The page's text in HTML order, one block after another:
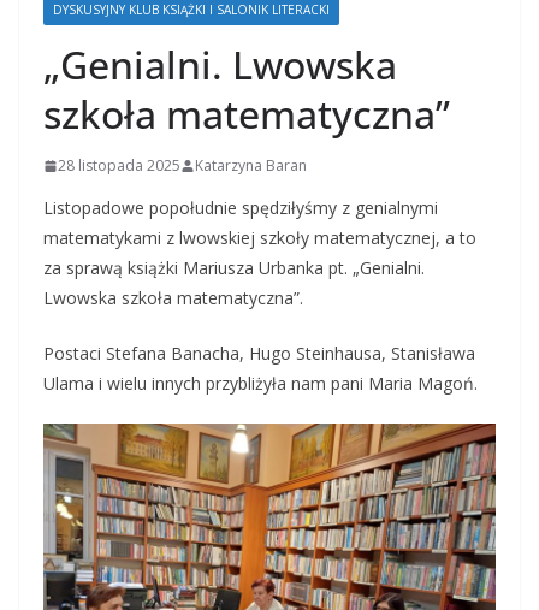
DYSKUSYJNY KLUB KSIĄŻKI I SALONIK LITERACKI
„Genialni. Lwowska
szkoła matematyczna”
28 listopada 2025 Katarzyna Baran
Listopadowe popołudnie spędziłyśmy z genialnymi
matematykami z lwowskiej szkoły matematycznej, a to
za sprawą książki Mariusza Urbanka pt. „Genialni.
Lwowska szkoła matematyczna”.
Postaci Stefana Banacha, Hugo Steinhausa, Stanisława
Ulama i wielu innych przybliżyła nam pani Maria Magoń.